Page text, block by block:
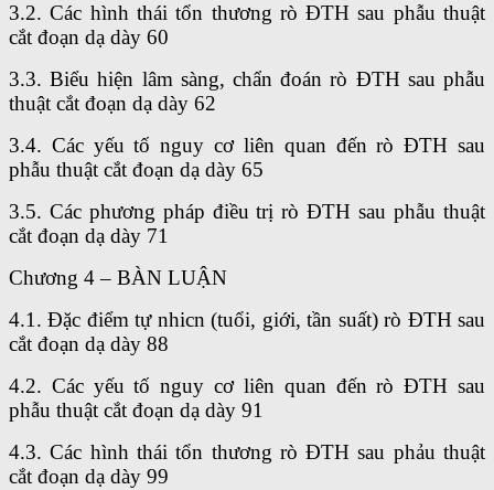
3.2. Các hình thái tổn thương rò ĐTH sau phẫu thuật
cắt đoạn dạ dày 60
3.3. Biểu hiện lâm sàng, chẩn đoán rò ĐTH sau phẫu
thuật cắt đoạn dạ dày 62
3.4. Các yếu tố nguy cơ liên quan đến rò ĐTH sau
phẫu thuật cắt đoạn dạ dày 65
3.5. Các phương pháp điều trị rò ĐTH sau phẫu thuật
cắt đoạn dạ dày 71
Chương 4 – BÀN LUẬN
4.1. Đặc điểm tự nhicn (tuổi, giới, tần suất) rò ĐTH sau
cắt đoạn dạ dày 88
4.2. Các yếu tố nguy cơ liên quan đến rò ĐTH sau
phẫu thuật cắt đoạn dạ dày 91
4.3. Các hình thái tổn thương rò ĐTH sau phảu thuật
cắt đoạn dạ dày 99